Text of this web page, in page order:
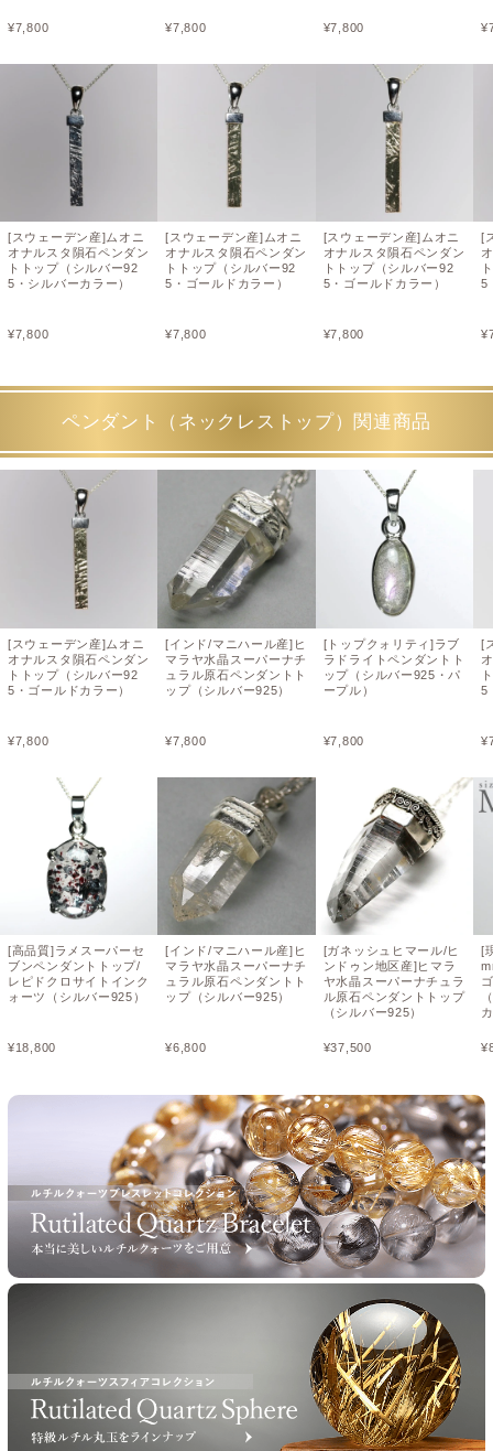
¥7,800
[スウェーデン産]ムオニ
オナルスタ隕石ペンダン
トトップ（シルバー92
5・シルバーカラー）
¥7,800
¥7,800
[スウェーデン産]ムオニ
オナルスタ隕石ペンダン
トトップ（シルバー92
5・ゴールドカラー）
¥7,800
¥7,800
[スウェーデン産]ムオニ
オナルスタ隕石ペンダン
トトップ（シルバー92
5・ゴールドカラー）
¥7,800
¥
[
5
¥
ペンダント（ネックレストップ）関連商品
[スウェーデン産]ムオニ
オナルスタ隕石ペンダン
トトップ（シルバー92
5・ゴールドカラー）
¥7,800
[高品質]ラメスーパーセ
ブンペンダントトップ/
レピドクロサイトインク
ォーツ（シルバー925）
¥18,800
[インド/マニハール産]ヒ
マラヤ水晶スーパーナチ
ュラル原石ペンダントト
ップ（シルバー925）
¥7,800
[インド/マニハール産]ヒ
マラヤ水晶スーパーナチ
ュラル原石ペンダントト
ップ（シルバー925）
¥6,800
[トップクォリティ]ラブ
ラドライトペンダントト
ップ（シルバー925・パ
ープル）
¥7,800
[ガネッシュヒマール/ヒ
ンドゥン地区産]ヒマラ
ヤ水晶スーパーナチュラ
ル原石ペンダントトップ
（シルバー925）
¥37,500
[
5
¥
[
¥